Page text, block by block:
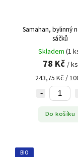
Samahan, bylinný
sáčků
Skladem (1
78 Kč / ks
243,75 Kč /
Do košíku
BIO